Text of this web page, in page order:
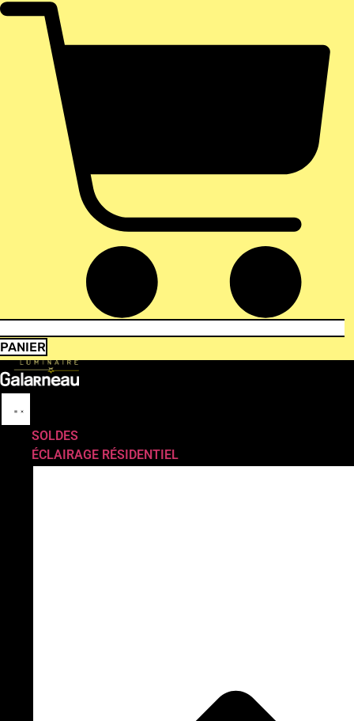
PANIER
SOLDES
ÉCLAIRAGE RÉSIDENTIEL